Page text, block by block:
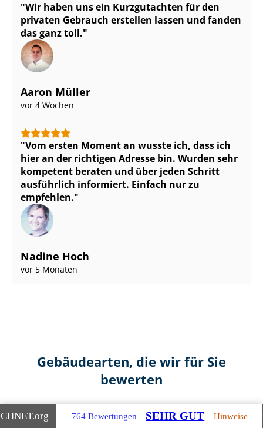
Wir haben uns ein Kurzgutachten für den
privaten Gebrauch erstellen lassen und fanden
das ganz toll.
Aaron Müller
vor 4 Wochen
Vom ersten Moment an wusste ich, dass ich
hier an der richtigen Adresse bin. Wurden sehr
kompetent beraten und über jeden Schritt
ausführlich informiert. Einfach nur zu
empfehlen.
Nadine Hoch
vor 5 Monaten
Gebäudearten, die wir für Sie
bewerten
.org 764 Bewertungen SEHR GUT Hinweise